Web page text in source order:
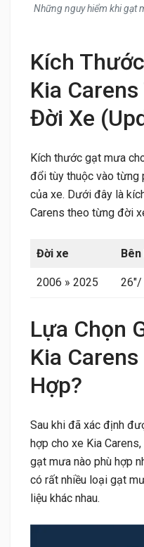
Những nguy hiểm khi gạt
Kích
Kia
Đời Xe
Kích thước gạt mưa
đổi tùy thuộc vào từng
của xe. Dưới đây là
Carens theo từng đời
Đời xe Bên
2006 » 2025
Lựa Chọn
Kia
Hợp?
Sau khi đã xác định
hợp cho xe Kia
gạt mưa nào phù hợp
có rất nhiều loại gạt
liệu khác nhau.